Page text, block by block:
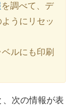
を調べて、デ
うにリセッ
ルにも印刷
次の情報が表